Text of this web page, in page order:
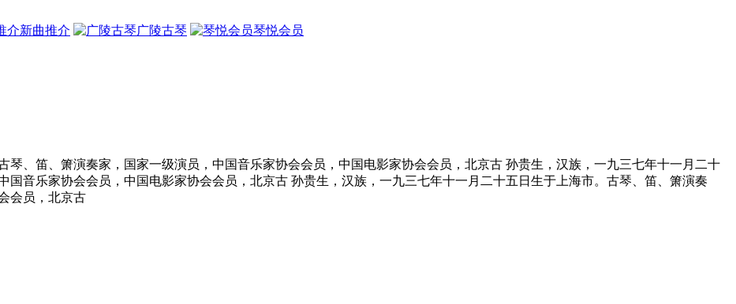
新曲推介 广陵古琴
琴悦会员
琴、笛、箫演奏家，国家一级演员，中国音乐家协会会员，中国电影家协会会员，北京古 孙贵生，汉族，一九三七年十一月二十
国音乐家协会会员，中国电影家协会会员，北京古 孙贵生，汉族，一九三七年十一月二十五日生于上海市。古琴、笛、箫演奏
会员，北京古